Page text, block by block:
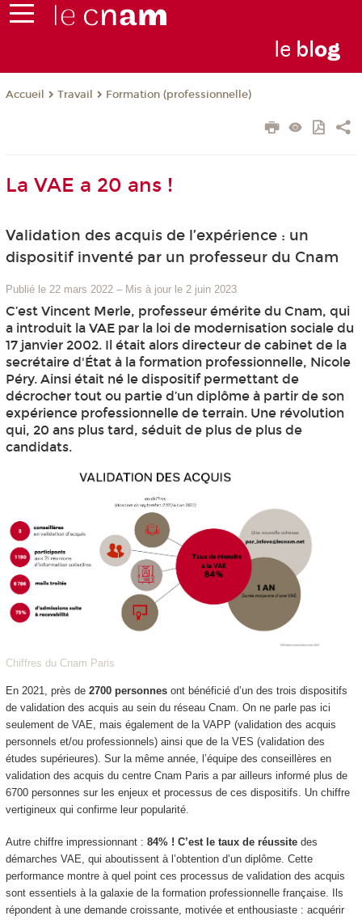
le blog
Accueil Travail Formation (professionnelle)
La VAE a 20 ans !
Validation des acquis de l’expérience : un
dispositif inventé par un professeur du Cnam
Publié le 22 mars 2022 – Mis à jour le 2 juin 2023
C’est Vincent Merle, professeur émérite du Cnam, qui
a introduit la VAE par la loi de modernisation sociale du
17 janvier 2002. Il était alors directeur de cabinet de la
secrétaire d'État à la formation professionnelle, Nicole
Péry. Ainsi était né le dispositif permettant de
décrocher tout ou partie d’un diplôme à partir de son
expérience professionnelle de terrain. Une révolution
qui, 20 ans plus tard, séduit de plus de plus de
candidats.
Chiffres du Cnam Paris
En 2021, près de 2700 personnesont bénéficié d’un des trois dispositifs
de validation des acquis au sein du réseau Cnam. On ne parle pas ici
seulement de VAE, mais également de la VAPP (validation des acquis
personnels et/ou professionnels) ainsi que de la VES (validation des
études supérieures). Sur la même année, l’équipe des conseillères en
validation des acquis du centre Cnam Paris a par ailleurs informé plus de
6700 personnes sur les enjeux et processus de ces dispositifs. Un chiffre
vertigineux qui confirme leur popularité.
Autre chiffre impressionnant : 84% ! C’est le taux de réussite des
démarches VAE, qui aboutissent à l’obtention d’un diplôme. Cette
performance montre à quel point ces processus de validation des acquis
sont essentiels à la galaxie de la formation professionnelle française. Ils
répondent à une demande croissante, motivée et enthousiaste : acquérir